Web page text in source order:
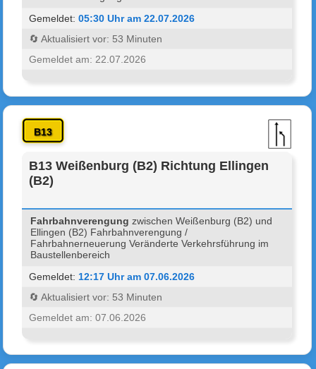
Gemeldet:05:30 Uhr am 22.07.2026
🔄 Aktualisiert vor: 53 Minuten
Gemeldet am: 22.07.2026
B13
B13 Weißenburg (B2) Richtung Ellingen
(B2)
Fahrbahnverengung zwischen Weißenburg (B2) und
Ellingen (B2) Fahrbahnverengung /
Fahrbahnerneuerung Veränderte Verkehrsführung im
Baustellenbereich
Gemeldet: 12:17 Uhr am 07.06.2026
🔄 Aktualisiert vor: 53 Minuten
Gemeldet am: 07.06.2026